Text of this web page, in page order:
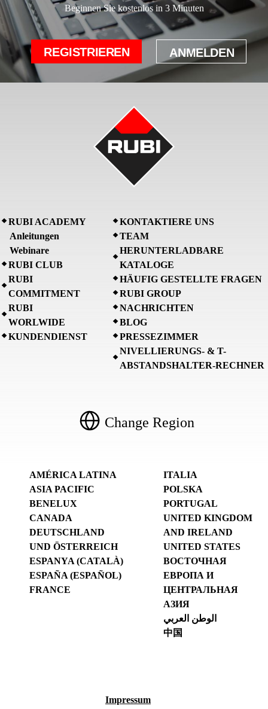
Beginnen Sie kostenlos in 3 Minuten
REGISTRIEREN ANMELDEN
RUBI ACADEMY
Anleitungen
Webinare
RUBI CLUB
RUBI
COMMITMENT
RUBI
WORLWIDE
KUNDENDIENST
KONTAKTIERE UNS
TEAM
HERUNTERLADBARE
KATALOGE
HÄUFIG GESTELLTE FRAGEN
RUBI GROUP
NACHRICHTEN
BLOG
PRESSEZIMMER
NIVELLIERUNGS- & T-
ABSTANDSHALTER-RECHNER
Change Region
AMÉRICA LATINA
ASIA PACIFIC
BENELUX
CANADA
DEUTSCHLAND
UND ÖSTERREICH
ESPANYA (CATALÀ)
ESPAÑA (ESPAÑOL)
FRANCE
ITALIA
POLSKA
PORTUGAL
UNITED KINGDOM
AND IRELAND
UNITED STATES
ВОСТОЧНАЯ
ЕВРОПА И
ЦЕНТРАЛЬНАЯ
АЗИЯ
الوطن العربي
中国
Impressum